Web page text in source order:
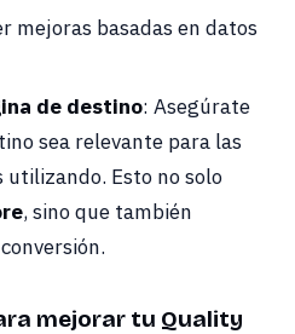
mejoras basadas en datos
de destino: Asegúrate
sea relevante para las
utilizando. Esto no solo
, sino que también
mejorar tu Quality